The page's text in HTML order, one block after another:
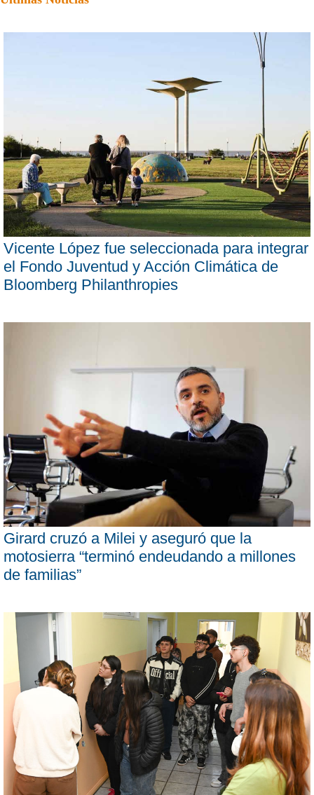
Vicente López fue seleccionada para integrar
el Fondo Juventud y Acción Climática de
Bloomberg Philanthropies
Girard cruzó a Milei y aseguró que la
motosierra “terminó endeudando a millones
de familias”